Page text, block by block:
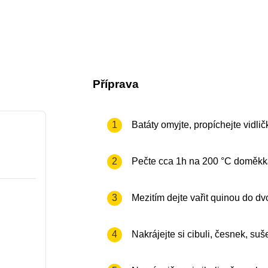
Příprava
1 Batáty omyjte, propíchejte
2 Pečte cca 1h na 200 °C
3 Mezitím dejte vařit quinou do
4 Nakrájejte si cibuli, česnek,